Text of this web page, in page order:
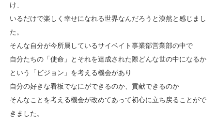
け、
いるだけで楽しく幸せになれる世界なんだろうと漠然と感じまし
た。
そんな自分が今所属しているサイベイト事業部営業部の中で
自分たちの「使命」とそれを達成された際どんな世の中になるか
という「ビジョン」を考える機会があり
自分の好きな看板でなにができるのか、貢献できるのか
そんなことを考える機会が改めてあって初心に立ち戻ることがで
きました。